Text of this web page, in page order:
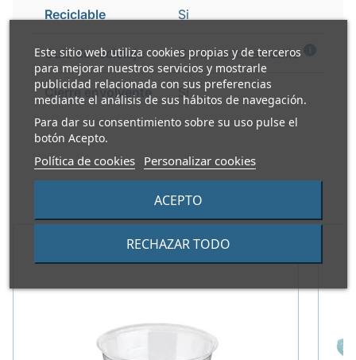
Este sitio web utiliza cookies propias y de terceros
para mejorar nuestros servicios y mostrarle
publicidad relacionada con sus preferencias
mediante el análisis de sus hábitos de navegación.
Para dar su consentimiento sobre su uso pulse el
botón Acepto.
Política de cookies Personalizar cookies
RECHAZAR TODO
ACEPTO
Reciclable Si
Guía de reciclaje Contenedor amarillo
Cierre envolvente Si
PRODUCTOS ALTERNATIVOS